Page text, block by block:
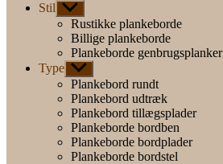
Stil Vis
undermenu
Rustikke plankeborde
Billige plankeborde
Plankeborde genbrugsplanker
Type Vis
undermenu
Plankebord rundt
Plankebord udtræk
Plankebord tillægsplader
Plankeborde bordben
Plankeborde bordplader
Plankeborde bordstel